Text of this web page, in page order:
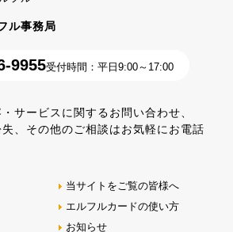
ル事務局
9955受付時間：平日9:00～17:00
サービスに関するお問い合わせ、
、その他のご相談はお気軽にお電話
当サイトをご覧の皆様へ
エルフルカードの使い方
お知らせ